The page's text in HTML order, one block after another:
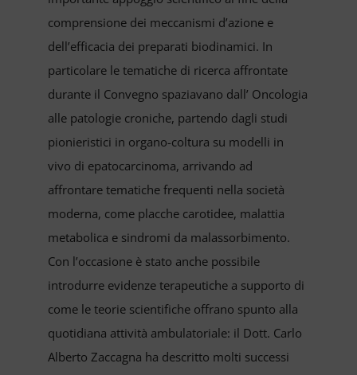
comprensione dei meccanismi d’azione e
dell’efficacia dei preparati biodinamici. In
particolare le tematiche di ricerca affrontate
durante il Convegno spaziavano dall’ Oncologia
alle patologie croniche, partendo dagli studi
pionieristici in organo-coltura su modelli in
vivo di epatocarcinoma, arrivando ad
affrontare tematiche frequenti nella società
moderna, come placche carotidee, malattia
metabolica e sindromi da malassorbimento.
Con l’occasione è stato anche possibile
introdurre evidenze terapeutiche a supporto di
come le teorie scientifiche offrano spunto alla
quotidiana attività ambulatoriale: il Dott. Carlo
Alberto Zaccagna ha descritto molti successi